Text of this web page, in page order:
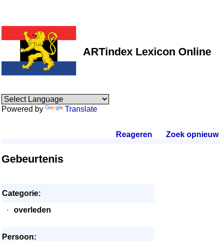
ARTindex Lexicon Online
Powered by Translate
Reageren Zoek opnieuw.
Gebeurtenis
Categorie:
·
overleden
Persoon: